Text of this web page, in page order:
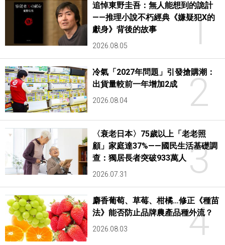
1
追悼東野圭吾：無人能想到的詭計
——推理小說不朽經典《嫌疑犯X的
獻身》背後的故事
2026.08.05
2
冷氣「2027年問題」引發搶購潮：
出貨量較前一年增加2成
2026.08.04
3
〈衰老日本〉75歲以上「老老照
顧」家庭達37%——國民生活基礎調
查：獨居長者突破933萬人
2026.07.31
4
麝香葡萄、草莓、柑橘…修正《種苗
法》能否防止品牌農產品種外流？
2026.08.03